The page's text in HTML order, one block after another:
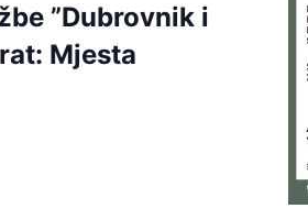
”Dubrovnik i
Mjesta